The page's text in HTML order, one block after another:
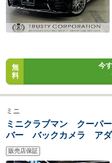
無
料
今
ミニ
ミニクラブマン クーパ
バー バックカメラ アダ
イドリングストップ
AW
販売店保証